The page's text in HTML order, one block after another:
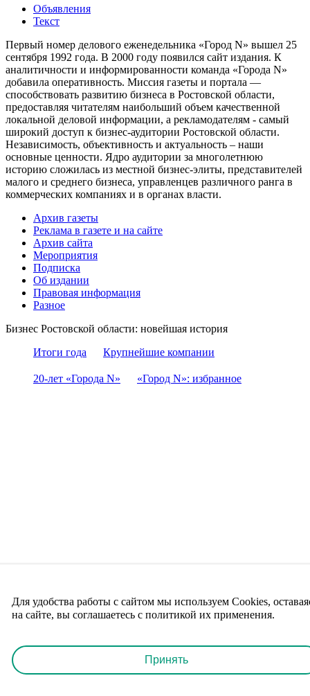
Объявления
Текст
Первый номер делового еженедельника «Город N» вышел 25
сентября 1992 года. В 2000 году появился сайт издания. К
аналитичности и информированности команда «Города N»
добавила оперативность. Миссия газеты и портала —
способствовать развитию бизнеса в Ростовской области,
предоставляя читателям наибольший объем качественной
локальной деловой информации, а рекламодателям - самый
широкий доступ к бизнес-аудитории Ростовской области.
Независимость, объективность и актуальность – наши
основные ценности. Ядро аудитории за многолетнюю
историю сложилась из местной бизнес-элиты, представителей
малого и среднего бизнеса, управленцев различного ранга в
коммерческих компаниях и в органах власти.
Архив газеты
Реклама в газете и на сайте
Архив сайта
Мероприятия
Подписка
Об издании
Правовая информация
Разное
Бизнес Ростовской области: новейшая история
Итоги года
Крупнейшие компании
20-лет «Города N» «Город N»: избранное
Для удобства работы с сайтом мы используем Cookies,
на сайте, вы соглашаетесь с политикой их применения.
Принять